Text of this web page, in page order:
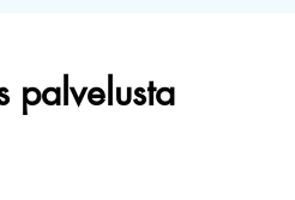
palvelusta